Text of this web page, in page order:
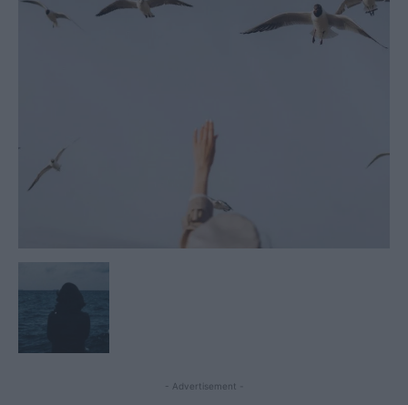
- Advertisement -